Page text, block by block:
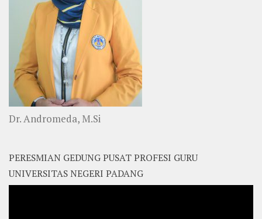
Dr. Andromeda, M.Si
PERESMIAN GEDUNG PUSAT PROFESI GURU
UNIVERSITAS NEGERI PADANG